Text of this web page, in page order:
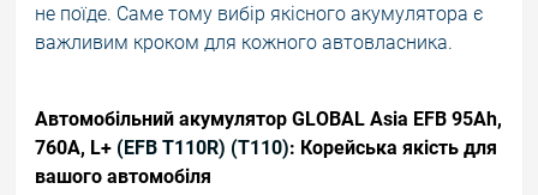
не поїде. Саме тому вибір якісного акумулятора є
важливим кроком для кожного автовласника.
Автомобільний акумулятор GLOBAL Asia EFB 95Ah,
760A, L+ (EFB T110R) (T110): Корейська якість для
вашого автомобіля